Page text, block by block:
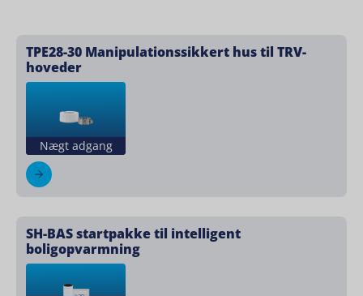
TPE28-30 Manipulationssikkert hus til TRV-
hoveder
Nægt adgang
SH-BAS startpakke til intelligent
boligopvarmning